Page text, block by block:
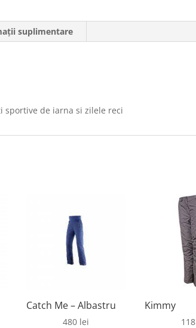
suplimentare
sportive de iarna si zilele reci
Catch Me – Albastru
480 lei
Kimmy
118